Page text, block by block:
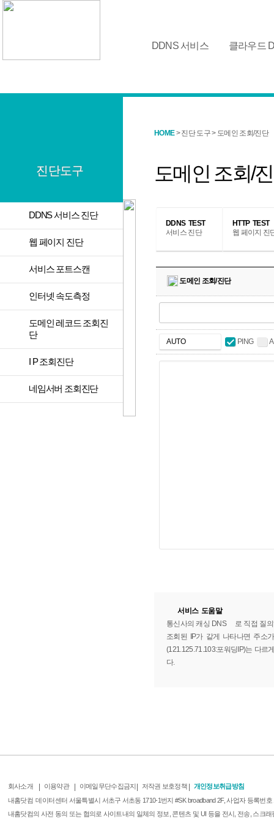
DDNS 서비스 클라우드
진단도구
DDNS 서비스 진단
웹 페이지 진단
서비스 포트스캔
인터넷 속도측정
도메인 레코드 조회진
단
I P 조회진단
네임서버 조회진단
HOME> 진단 도구 > 도메인 조회/진단
도메인 조회/
DDNS TEST
서비스 진단
HTTP TEST
웹 페이지 진
도메인 조회/진단
PING
서비스 도움말
통신사의캐싱 DNS
로 직접 질
조회된 IP가 같게 나타나면 주소
(121.125.71.103:포워딩IP)는 다르
다.
회사소개 이용약관 이메일무단수집금지 저작권 보호정책
개인정보취급방침
내홈닷컴 데이터센터 서울특별시 서초구 서초동 1710-1번지 #SK broadband 2F, 사업자 등록번
내홈닷컴의 사전 동의 또는 협의로 사이트내의 일체의 정보, 콘텐츠 및 UI 등을 전시, 전송, 스크